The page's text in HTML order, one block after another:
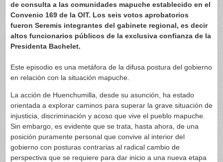
de consulta a las comunidades mapuche establecido en el
Convenio 169 de la OIT. Los seis votos aprobatorios
fueron Seremis integrantes del gabinete regional, es decir
altos funcionarios públicos de la exclusiva confianza de la
Presidenta Bachelet.
Este episodio es una metáfora de la difusa postura del gobierno
en relación con la situación mapuche.
La acción de Huenchumilla, desde su asunción, ha estado
orientada a explorar caminos para superar la grave situación de
injusticia, discriminación y acoso que vive el pueblo mapuche.
Sin embargo, es evidente que se trata, hasta ahora, de una
posición puramente personal que convive al interior del
gobierno con posturas contrarias al radical cambio de
perspectiva que se requiere para dar inicio a una nueva etapa